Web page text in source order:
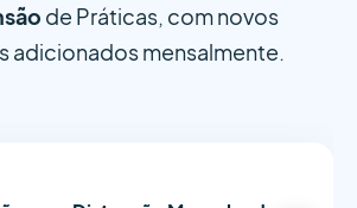
de Práticas, com novos
adicionados mensalmente.